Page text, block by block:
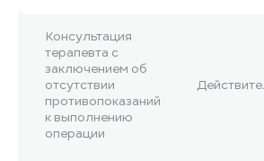
Консультация
терапевта с
заключением об
отсутствии
противопоказаний
к выполнению
операции